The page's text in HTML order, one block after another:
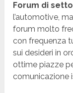
Forum di
l’automotive,
forum molto
con frequenza
sui desideri in
ottime piazze
comunicazione